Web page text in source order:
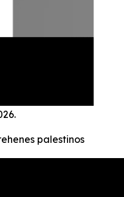
palestinos